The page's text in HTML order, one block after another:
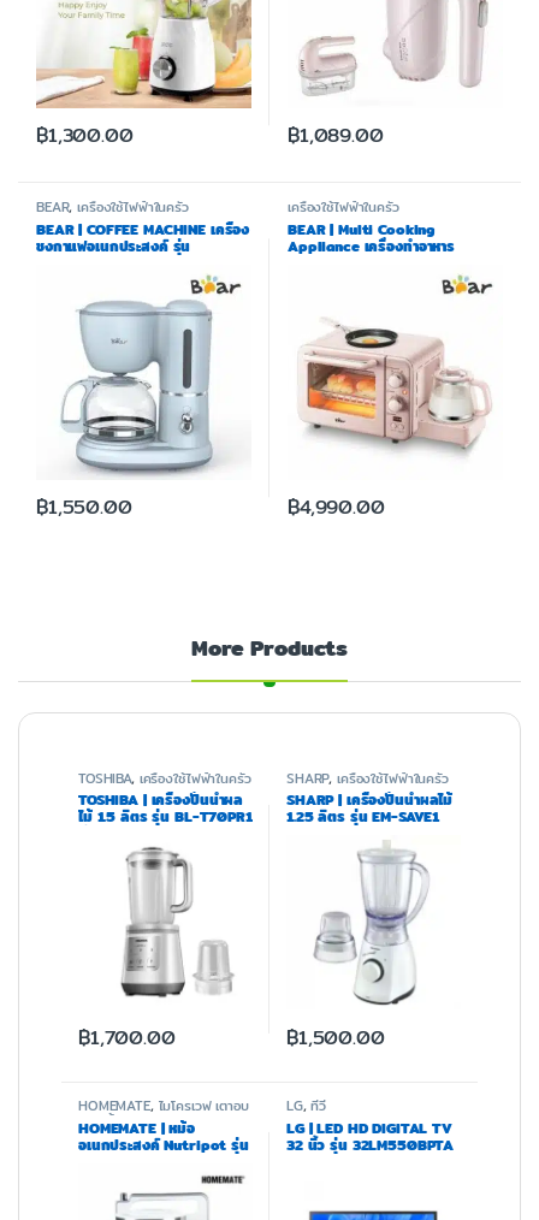
More Products
TOSHIBA, เครื่องใช้ไฟฟ้าในครัว
TOSHIBA | เครื่องปั่นน้ำผล
ไม้ 1.5 ลิตร รุ่น BL-T70PR1
฿1,700.00
SHARP,เครื่องใช้ไฟฟ้าในครัว
SHARP | เครื่องปั่นน้ำผลไม้
1.25 ลิตร รุ่น EM-SAVE1
฿1,500.00
HOMEMATE, ไมโครเวฟ เตาอบ
และหม้อทอด
HOMEMATE | หม้อ
อเนกประสงค์ Nutripot รุ่น
LG,ทีวี
LG | LED HD DIGITAL TV
32 นิ้ว รุ่น 32LM550BPTA
฿1,300.00 ฿1,089.00
BEAR,เครื่องใช้ไฟฟ้าในครัว
BEAR | COFFEE MACHINE เครื่อง
ชงกาแฟอเนกประสงค์ รุ่น
฿1,550.00
เครื่องใช้ไฟฟ้าในครัว
BEAR | Multi Cooking
Appliance เครื่องทำอาหาร
฿4,990.00